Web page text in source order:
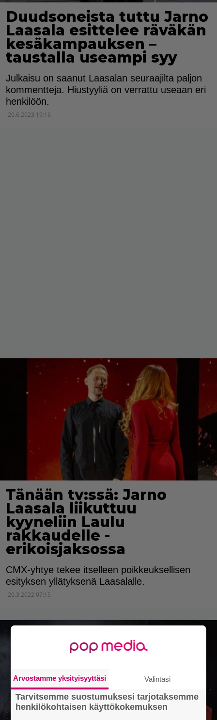
Duudsoneista tuttu Jarno
Laasala esittelee räväkän
kesäkampauksen –
taustalla useampi syy
Julkaisu on saanut Laasalan seuraajilta paljon
kommentteja. Hiustyyliä on verrattu useaan eri
henkilöön.
20.6.2023 19:16
Tänään tv:ssä: Jarno
Laasala liikuttuu
kyyneliin Laulu
rakkaudelle -
erikoisjaksossa
CMX-yhtye tekee itselleen poikkeuksellisen
esityksen yllätyksenä Laasalalle.
20.3.2022 07:15
Arvostamme yksityisyyttäsi Valintasi
Tarvitsemme suostumuksesi tarjotaksemme
henkilökohtaisen käyttökokemuksen